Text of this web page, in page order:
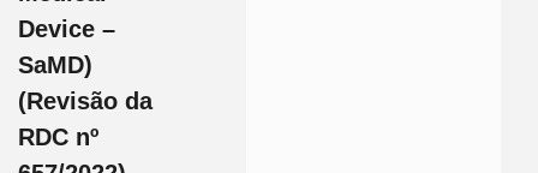
Device –
SaMD)
(Revisão da
RDC nº